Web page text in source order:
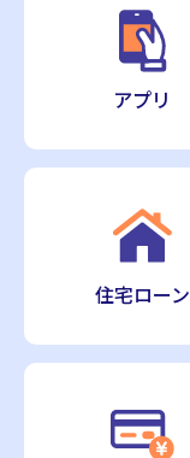
アプリ
住宅ローン